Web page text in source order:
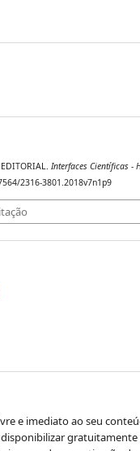
Interfaces Científicas -
2316-3801.2018v7n1p9
e imediato ao seu